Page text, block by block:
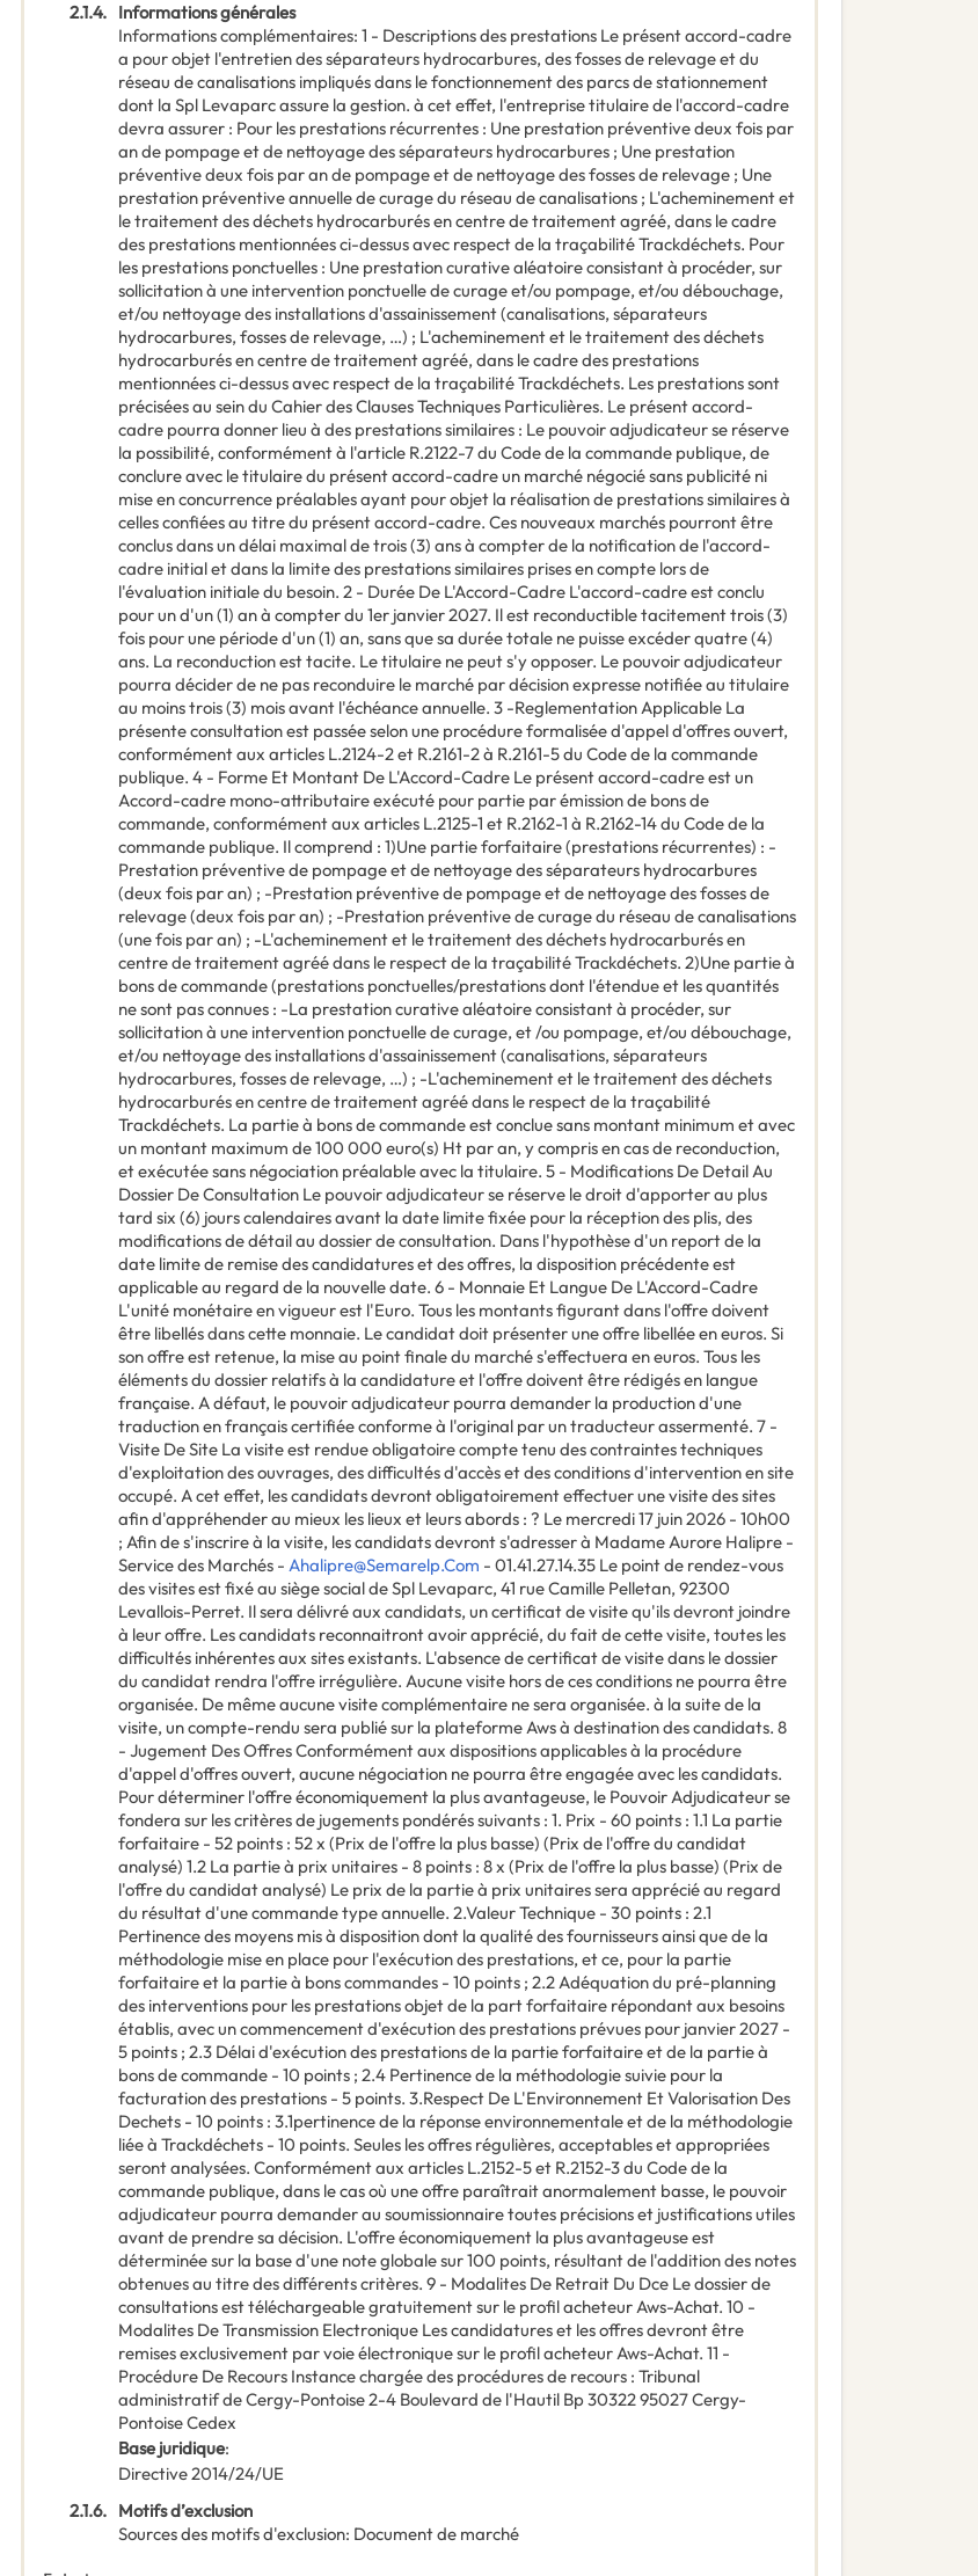
2.1.4. Informations générales
Informations complémentaires: 1 - Descriptions des prestations Le présent accord-cadre
a pour objet l'entretien des séparateurs hydrocarbures, des fosses de relevage et du
réseau de canalisations impliqués dans le fonctionnement des parcs de stationnement
dont la Spl Levaparc assure la gestion. à cet effet, l'entreprise titulaire de l'accord-cadre
devra assurer : Pour les prestations récurrentes : Une prestation préventive deux fois par
an de pompage et de nettoyage des séparateurs hydrocarbures ; Une prestation
préventive deux fois par an de pompage et de nettoyage des fosses de relevage ; Une
prestation préventive annuelle de curage du réseau de canalisations ; L'acheminement et
le traitement des déchets hydrocarburés en centre de traitement agréé, dans le cadre
des prestations mentionnées ci-dessus avec respect de la traçabilité Trackdéchets. Pour
les prestations ponctuelles : Une prestation curative aléatoire consistant à procéder, sur
sollicitation à une intervention ponctuelle de curage et/ou pompage, et/ou débouchage,
et/ou nettoyage des installations d'assainissement (canalisations, séparateurs
hydrocarbures, fosses de relevage, …) ; L'acheminement et le traitement des déchets
hydrocarburés en centre de traitement agréé, dans le cadre des prestations
mentionnées ci-dessus avec respect de la traçabilité Trackdéchets. Les prestations sont
précisées au sein du Cahier des Clauses Techniques Particulières. Le présent accord-
cadre pourra donner lieu à des prestations similaires : Le pouvoir adjudicateur se réserve
la possibilité, conformément à l'article R.2122-7 du Code de la commande publique, de
conclure avec le titulaire du présent accord-cadre un marché négocié sans publicité ni
mise en concurrence préalables ayant pour objet la réalisation de prestations similaires à
celles confiées au titre du présent accord-cadre. Ces nouveaux marchés pourront être
conclus dans un délai maximal de trois (3) ans à compter de la notification de l'accord-
cadre initial et dans la limite des prestations similaires prises en compte lors de
l'évaluation initiale du besoin. 2 - Durée De L'Accord-Cadre L'accord-cadre est conclu
pour un d'un (1) an à compter du 1er janvier 2027. Il est reconductible tacitement trois (3)
fois pour une période d'un (1) an, sans que sa durée totale ne puisse excéder quatre (4)
ans. La reconduction est tacite. Le titulaire ne peut s'y opposer. Le pouvoir adjudicateur
pourra décider de ne pas reconduire le marché par décision expresse notifiée au titulaire
au moins trois (3) mois avant l'échéance annuelle. 3 -Reglementation Applicable La
présente consultation est passée selon une procédure formalisée d'appel d'offres ouvert,
conformément aux articles L.2124-2 et R.2161-2 à R.2161-5 du Code de la commande
publique. 4 - Forme Et Montant De L'Accord-Cadre Le présent accord-cadre est un
Accord-cadre mono-attributaire exécuté pour partie par émission de bons de
commande, conformément aux articles L.2125-1 et R.2162-1 à R.2162-14 du Code de la
commande publique. Il comprend : 1)Une partie forfaitaire (prestations récurrentes) : -
Prestation préventive de pompage et de nettoyage des séparateurs hydrocarbures
(deux fois par an) ; -Prestation préventive de pompage et de nettoyage des fosses de
relevage (deux fois par an) ; -Prestation préventive de curage du réseau de canalisations
(une fois par an) ; -L'acheminement et le traitement des déchets hydrocarburés en
centre de traitement agréé dans le respect de la traçabilité Trackdéchets. 2)Une partie à
bons de commande (prestations ponctuelles/prestations dont l'étendue et les quantités
ne sont pas connues : -La prestation curative aléatoire consistant à procéder, sur
sollicitation à une intervention ponctuelle de curage, et /ou pompage, et/ou débouchage,
et/ou nettoyage des installations d'assainissement (canalisations, séparateurs
hydrocarbures, fosses de relevage, …) ; -L'acheminement et le traitement des déchets
hydrocarburés en centre de traitement agréé dans le respect de la traçabilité
Trackdéchets. La partie à bons de commande est conclue sans montant minimum et avec
un montant maximum de 100 000 euro(s) Ht par an, y compris en cas de reconduction,
et exécutée sans négociation préalable avec la titulaire. 5 - Modifications De Detail Au
Dossier De Consultation Le pouvoir adjudicateur se réserve le droit d'apporter au plus
tard six (6) jours calendaires avant la date limite fixée pour la réception des plis, des
modifications de détail au dossier de consultation. Dans l'hypothèse d'un report de la
date limite de remise des candidatures et des offres, la disposition précédente est
applicable au regard de la nouvelle date. 6 - Monnaie Et Langue De L'Accord-Cadre
L'unité monétaire en vigueur est l'Euro. Tous les montants figurant dans l'offre doivent
être libellés dans cette monnaie. Le candidat doit présenter une offre libellée en euros. Si
son offre est retenue, la mise au point finale du marché s'effectuera en euros. Tous les
éléments du dossier relatifs à la candidature et l'offre doivent être rédigés en langue
française. A défaut, le pouvoir adjudicateur pourra demander la production d'une
traduction en français certifiée conforme à l'original par un traducteur assermenté. 7 -
Visite De Site La visite est rendue obligatoire compte tenu des contraintes techniques
d'exploitation des ouvrages, des difficultés d'accès et des conditions d'intervention en site
occupé. A cet effet, les candidats devront obligatoirement effectuer une visite des sites
afin d'appréhender au mieux les lieux et leurs abords : ? Le mercredi 17 juin 2026 - 10h00
; Afin de s'inscrire à la visite, les candidats devront s'adresser à Madame Aurore Halipre -
Service des Marchés - Ahalipre@Semarelp.Com - 01.41.27.14.35 Le point de rendez-vous
des visites est fixé au siège social de Spl Levaparc, 41 rue Camille Pelletan, 92300
Levallois-Perret. Il sera délivré aux candidats, un certificat de visite qu'ils devront joindre
à leur offre. Les candidats reconnaitront avoir apprécié, du fait de cette visite, toutes les
difficultés inhérentes aux sites existants. L'absence de certificat de visite dans le dossier
du candidat rendra l'offre irrégulière. Aucune visite hors de ces conditions ne pourra être
organisée. De même aucune visite complémentaire ne sera organisée. à la suite de la
visite, un compte-rendu sera publié sur la plateforme Aws à destination des candidats. 8
- Jugement Des Offres Conformément aux dispositions applicables à la procédure
d'appel d'offres ouvert, aucune négociation ne pourra être engagée avec les candidats.
Pour déterminer l'offre économiquement la plus avantageuse, le Pouvoir Adjudicateur se
fondera sur les critères de jugements pondérés suivants : 1. Prix - 60 points : 1.1 La partie
forfaitaire - 52 points : 52 x (Prix de l'offre la plus basse) (Prix de l'offre du candidat
analysé) 1.2 La partie à prix unitaires - 8 points : 8 x (Prix de l'offre la plus basse) (Prix de
l'offre du candidat analysé) Le prix de la partie à prix unitaires sera apprécié au regard
du résultat d'une commande type annuelle. 2.Valeur Technique - 30 points : 2.1
Pertinence des moyens mis à disposition dont la qualité des fournisseurs ainsi que de la
méthodologie mise en place pour l'exécution des prestations, et ce, pour la partie
forfaitaire et la partie à bons commandes - 10 points ; 2.2 Adéquation du pré-planning
des interventions pour les prestations objet de la part forfaitaire répondant aux besoins
établis, avec un commencement d'exécution des prestations prévues pour janvier 2027 -
5 points ; 2.3 Délai d'exécution des prestations de la partie forfaitaire et de la partie à
bons de commande - 10 points ; 2.4 Pertinence de la méthodologie suivie pour la
facturation des prestations - 5 points. 3.Respect De L'Environnement Et Valorisation Des
Dechets - 10 points : 3.1pertinence de la réponse environnementale et de la méthodologie
liée à Trackdéchets - 10 points. Seules les offres régulières, acceptables et appropriées
seront analysées. Conformément aux articles L.2152-5 et R.2152-3 du Code de la
commande publique, dans le cas où une offre paraîtrait anormalement basse, le pouvoir
adjudicateur pourra demander au soumissionnaire toutes précisions et justifications utiles
avant de prendre sa décision. L'offre économiquement la plus avantageuse est
déterminée sur la base d'une note globale sur 100 points, résultant de l'addition des notes
obtenues au titre des différents critères. 9 - Modalites De Retrait Du Dce Le dossier de
consultations est téléchargeable gratuitement sur le profil acheteur Aws-Achat. 10 -
Modalites De Transmission Electronique Les candidatures et les offres devront être
remises exclusivement par voie électronique sur le profil acheteur Aws-Achat. 11 -
Procédure De Recours Instance chargée des procédures de recours : Tribunal
administratif de Cergy-Pontoise 2-4 Boulevard de l'Hautil Bp 30322 95027 Cergy-
Pontoise Cedex
Base juridique:
Directive 2014/24/UE
2.1.6. Motifs d’exclusion
Sources des motifs d'exclusion: Document de marché